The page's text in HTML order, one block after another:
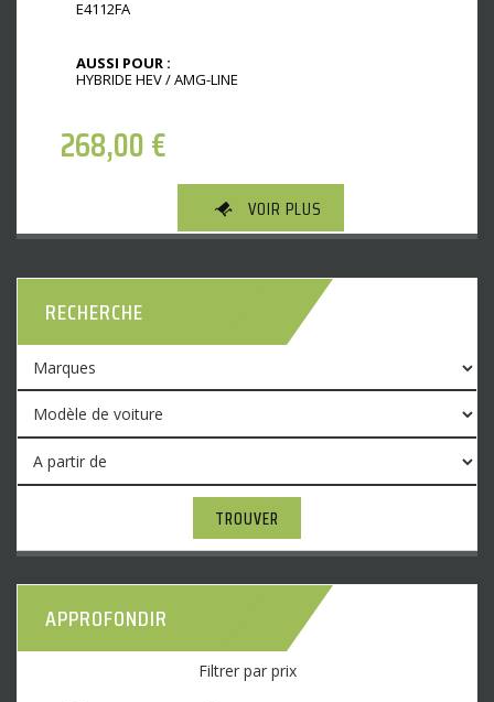
E4112FA
AUSSI POUR :
HYBRIDE HEV / AMG-LINE
268,00€
VOIR PLUS
RECHERCHE
TROUVER
APPROFONDIR
Filtrer par prix